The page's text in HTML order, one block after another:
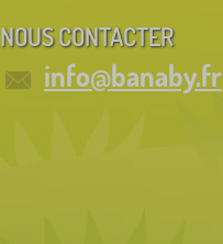
NOUS CONTACTER
info@banaby.fr